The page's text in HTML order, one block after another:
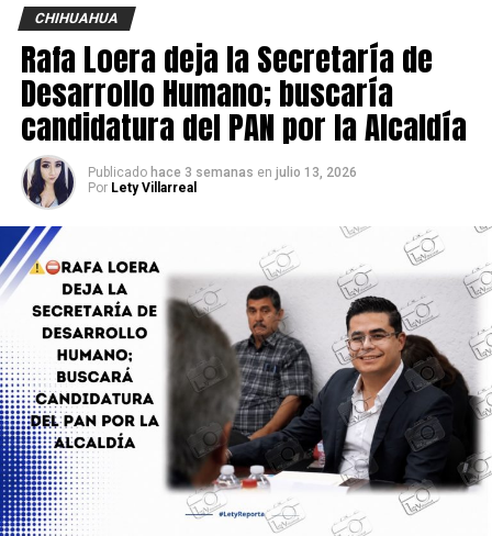
CHIHUAHUA
Rafa Loera deja la Secretaría de
Desarrollo Humano; buscaría
candidatura del PAN por la Alcaldía
Publicado hace 3 semanas en julio 13, 2026
Por Lety Villarreal